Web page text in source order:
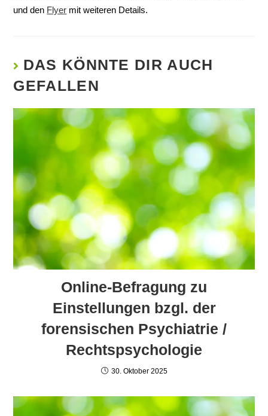
und den Flyer mit weiteren Details.
DAS KÖNNTE DIR AUCH
GEFALLEN
Online-Befragung zu
Einstellungen bzgl. der
forensischen Psychiatrie /
Rechtspsychologie
30. Oktober 2025